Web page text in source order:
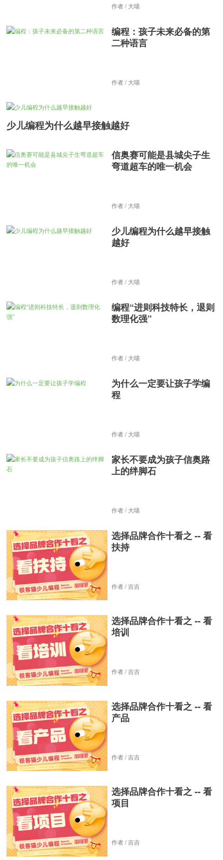
作者 / 大喵
编程：孩子未来必备的第
二种语言
作者 / 大喵
少儿编程为什么越早接触越好
信奥赛可能是县城尖子生
弯道超车的唯一机会
作者 / 大喵
少儿编程为什么越早接触
越好
作者 / 大喵
编程“进则科技特长，退则
数理化强”
作者 / 大喵
为什么一定要让孩子学编
程
作者 / 大喵
家长不要成为孩子信奥路
上的绊脚石
作者 / 大喵
选择品牌合作十看之 -- 看
扶持
作者 / 吉吉
选择品牌合作十看之 -- 看
培训
作者 / 吉吉
选择品牌合作十看之 -- 看
产品
作者 / 吉吉
选择品牌合作十看之 -- 看
项目
作者 / 吉吉